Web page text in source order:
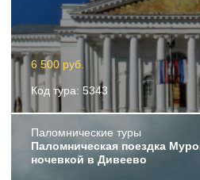
6 500 руб.
Код тура: 5343
Пaломнические туры
Паломническая поездка
ночевкой в Дивеево